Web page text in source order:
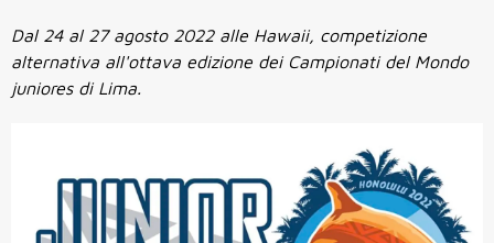
Dal 24 al 27 agosto 2022 alle Hawaii, competizione
alternativa all'ottava edizione dei Campionati del Mondo
juniores di Lima.